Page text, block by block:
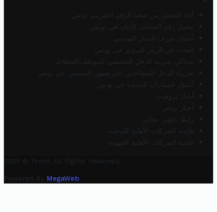
أداة التحقق من صحة الرقم الضريبي تونس
محول رقم الحساب الآيبان في تونس
أسعار صرف الدينار التونسي
البحث عن الرمز البريدي في تونس
محاكي ضريبة الدخل الشخصي للموظف/المتقاعد
ضريبة الدخل للمتقاعدين الفرنسيين المقيمين في تونس
أسعار السيارات الجديدة في تونس
أخبار تروفيت
أخبار تونس
رابط خلفي مجاني
قائمة الشركات الأهلية المحلية
قائمة الشركات الأهلية الجهوية
2025 © Trovit. All Rights Reserved.
Powered By MegaWeb